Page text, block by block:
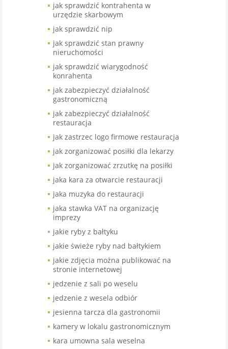
jak sprawdzić kontrahenta w
urzędzie skarbowym
jak sprawdzić nip
jak sprawdzić stan prawny
nieruchomości
jak sprawdzić wiarygodność
konrahenta
jak zabezpieczyć działalność
gastronomiczną
jak zabezpieczyć działalność
restauracja
jak zastrzec logo firmowe restauracja
jak zorganizować posiłki dla lekarzy
jak zorganizować zrzutkę na posiłki
jaka kara za otwarcie restauracji
jaka muzyka do restauracji
jaka stawka VAT na organizację
imprezy
jakie ryby z bałtyku
jakie świeże ryby nad bałtykiem
jakie zdjęcia można publikować na
stronie internetowej
jedzenie z sali po weselu
jedzenie z wesela odbiór
jesienna tarcza dla gastronomii
kamery w lokalu gastronomicznym
kara umowna sala weselna